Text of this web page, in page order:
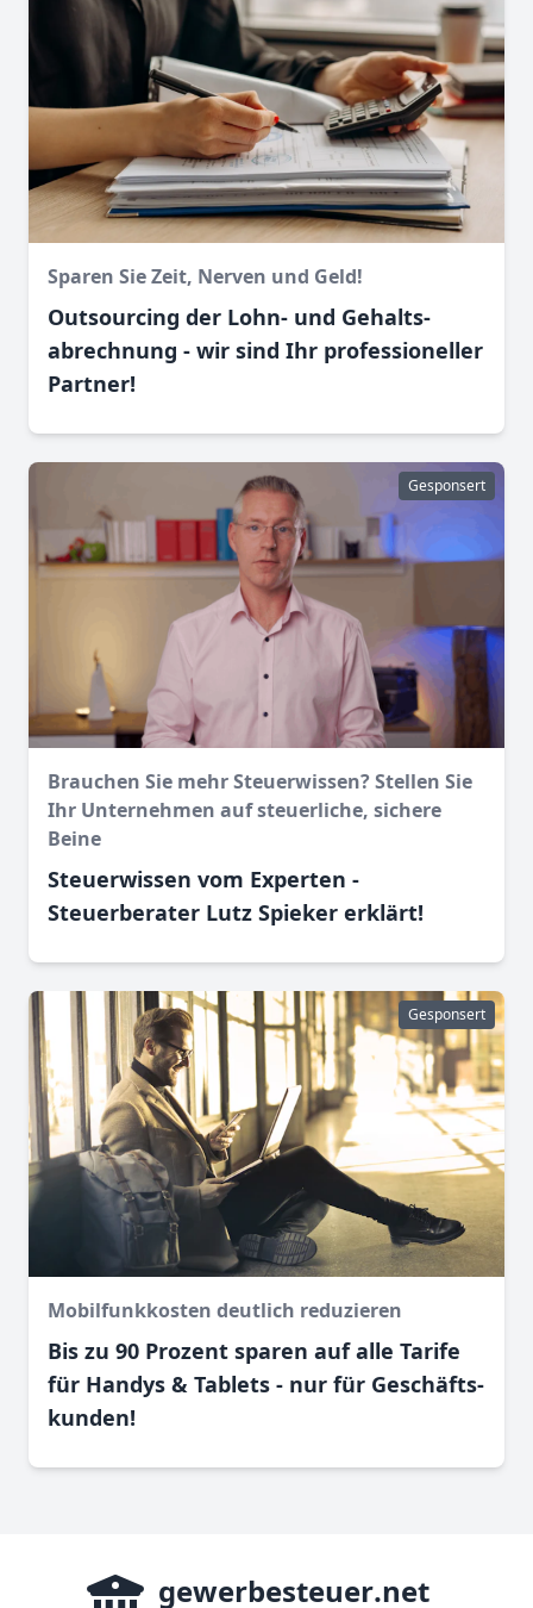
Sparen Sie Zeit, Nerven und Geld!
Outsourcing der Lohn- und Gehalts­
abrechnung - wir sind Ihr professioneller
Partner!
Gesponsert
Brauchen Sie mehr Steuerwissen? Stellen Sie
Ihr Unternehmen auf steuerliche, sichere
Beine
Steuerwissen vom Experten -
Steuerberater Lutz Spieker erklärt!
Gesponsert
Mobilfunkkosten deutlich reduzieren
Bis zu 90 Prozent sparen auf alle Tarife
für Handys & Tablets - nur für Geschäfts­
kunden!
gewerbesteuer.net